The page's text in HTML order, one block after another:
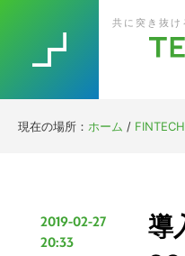
共に突き抜け
現在の場所： ホーム / FINTECH
2019-02-27
20:33
導